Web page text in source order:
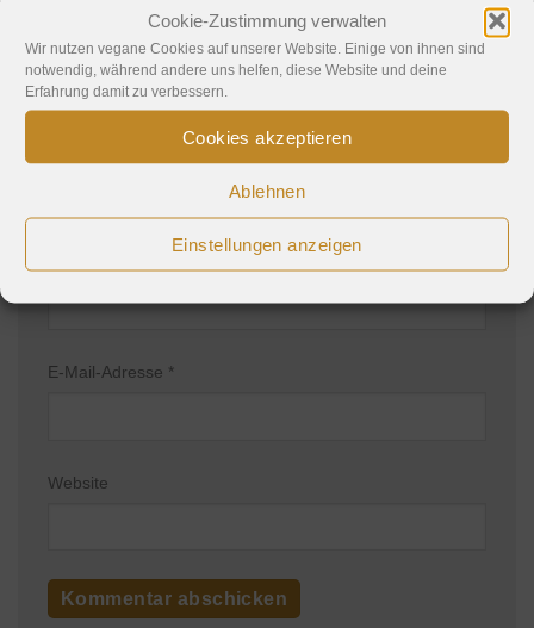
Cookie-Zustimmung verwalten
Wir nutzen vegane Cookies auf unserer Website. Einige von ihnen sind
notwendig, während andere uns helfen, diese Website und deine
Erfahrung damit zu verbessern.
Cookies akzeptieren
Ablehnen
Einstellungen anzeigen
Erforderliche Felder sind mit*markiert
Kommentar*
E-Mail-Adresse *
Website